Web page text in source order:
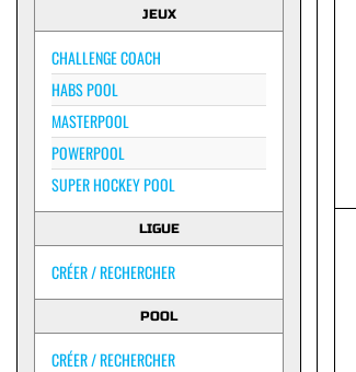
JEUX
CHALLENGE COACH
HABS POOL
MASTERPOOL
POWERPOOL
SUPER HOCKEY POOL
LIGUE
CRÉER / RECHERCHER
POOL
CRÉER / RECHERCHER